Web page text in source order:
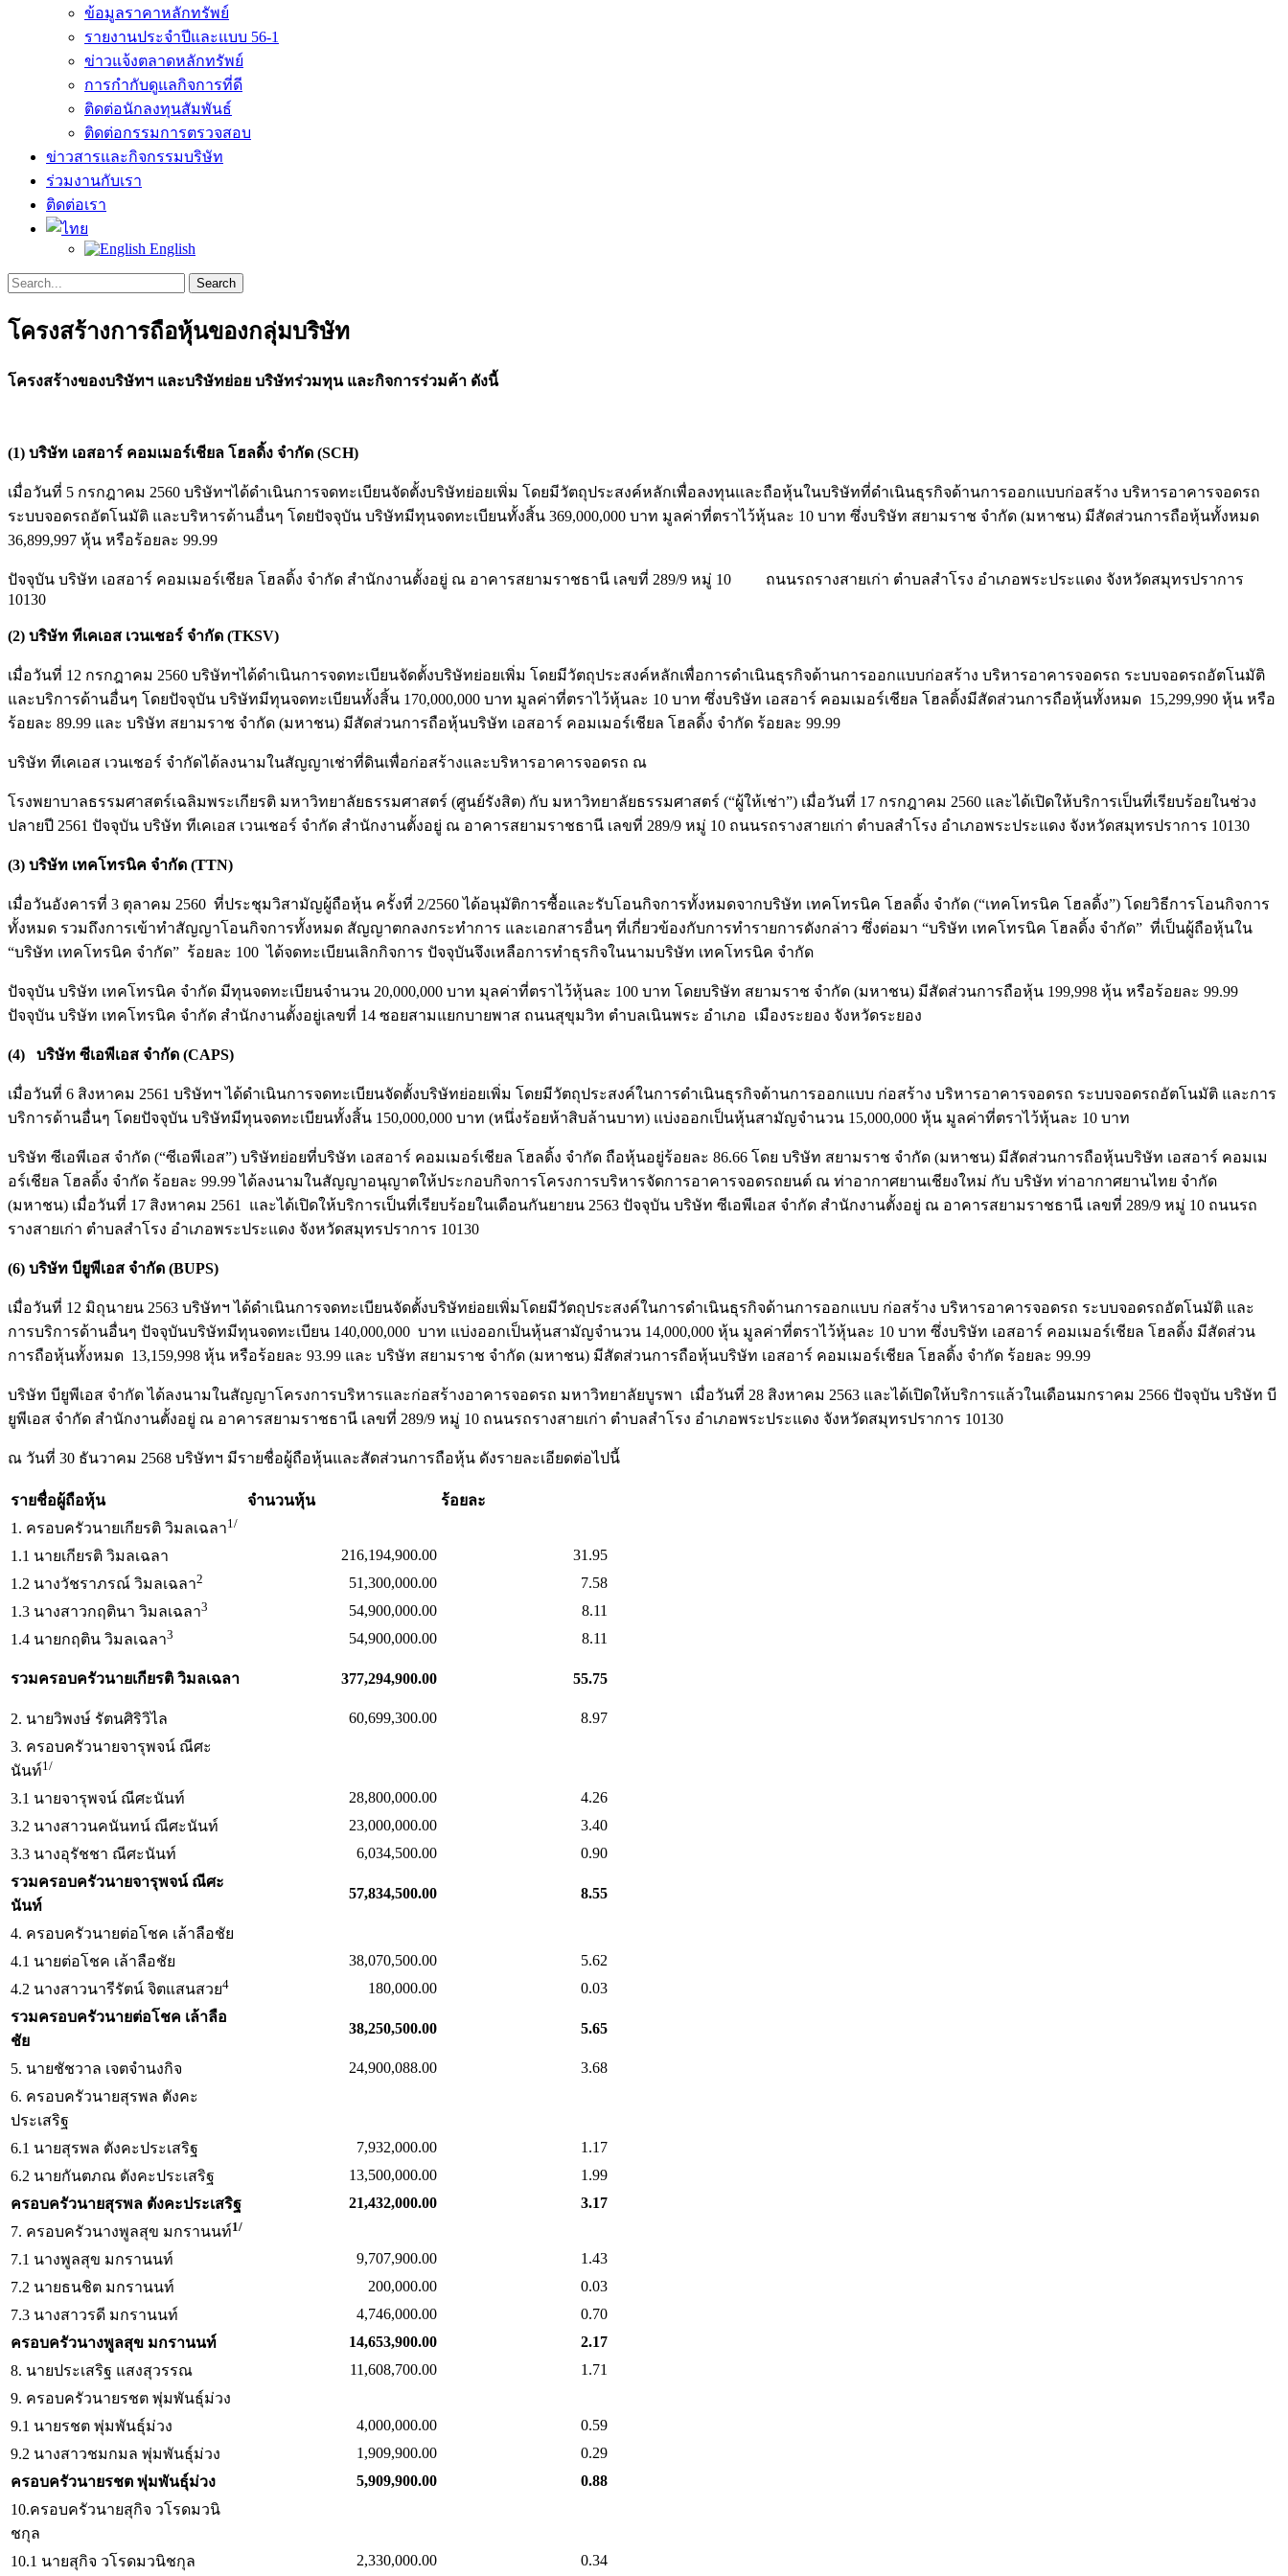
ข้อมูลราคาหลักทรัพย์
รายงานประจำปีและแบบ 56-1
ข่าวแจ้งตลาดหลักทรัพย์
การกำกับดูแลกิจการที่ดี
ติดต่อนักลงทุนสัมพันธ์
ติดต่อกรรมการตรวจสอบ
ข่าวสารและกิจกรรมบริษัท
ร่วมงานกับเรา
ติดต่อเรา
English
Search
Search
for:
โครงสร้างการถือหุ้นของกลุ่มบริษัท
โครงสร้างของบริษัทฯ และบริษัทย่อย บริษัทร่วมทุน และกิจการร่วมค้า ดังนี้
(1) บริษัท เอสอาร์ คอมเมอร์เชียล โฮลดิ้ง จำกัด (SCH)
เมื่อวันที่ 5 กรกฎาคม 2560 บริษัทฯได้ดำเนินการจดทะเบียนจัดตั้งบริษัทย่อยเพิ่ม โดยมีวัตถุประสงค์หลักเพื่อลงทุนและถือหุ้นในบริษัทที่ดำเนินธุรกิจด้านการออกแบบก่อสร้าง บริหารอาคารจอดรถ
ระบบจอดรถอัตโนมัติ และบริหารด้านอื่นๆ โดยปัจจุบัน บริษัทมีทุนจดทะเบียนทั้งสิ้น 369,000,000 บาท มูลค่าที่ตราไว้หุ้นละ 10 บาท ซึ่งบริษัท สยามราช จำกัด (มหาชน) มีสัดส่วนการถือหุ้นทั้งหมด
36,899,997 หุ้น หรือร้อยละ 99.99
ปัจจุบัน บริษัท เอสอาร์ คอมเมอร์เชียล โฮลดิ้ง จำกัด สำนักงานตั้งอยู่ ณ อาคารสยามราชธานี เลขที่ 289/9 หมู่ 10 ถนนรถรางสายเก่า ตำบลสำโรง อำเภอพระประแดง จังหวัดสมุทรปราการ
10130
(2) บริษัท ทีเคเอส เวนเชอร์ จำกัด (TKSV)
เมื่อวันที่ 12 กรกฎาคม 2560 บริษัทฯได้ดำเนินการจดทะเบียนจัดตั้งบริษัทย่อยเพิ่ม โดยมีวัตถุประสงค์หลักเพื่อการดำเนินธุรกิจด้านการออกแบบก่อสร้าง บริหารอาคารจอดรถ ระบบจอดรถอัตโนมัติ
และบริการด้านอื่นๆ โดยปัจจุบัน บริษัทมีทุนจดทะเบียนทั้งสิ้น 170,000,000 บาท มูลค่าที่ตราไว้หุ้นละ 10 บาท ซึ่งบริษัท เอสอาร์ คอมเมอร์เชียล โฮลดิ้งมีสัดส่วนการถือหุ้นทั้งหมด 15,299,990 หุ้น หรือ
ร้อยละ 89.99 และ บริษัท สยามราช จำกัด (มหาชน) มีสัดส่วนการถือหุ้นบริษัท เอสอาร์ คอมเมอร์เชียล โฮลดิ้ง จำกัด ร้อยละ 99.99
บริษัท ทีเคเอส เวนเชอร์ จำกัดได้ลงนามในสัญญาเช่าที่ดินเพื่อก่อสร้างและบริหารอาคารจอดรถ ณ
โรงพยาบาลธรรมศาสตร์เฉลิมพระเกียรติ มหาวิทยาลัยธรรมศาสตร์ (ศูนย์รังสิต) กับ มหาวิทยาลัยธรรมศาสตร์ (“ผู้ให้เช่า”) เมื่อวันที่ 17 กรกฎาคม 2560 และได้เปิดให้บริการเป็นที่เรียบร้อยในช่วง
ปลายปี 2561 ปัจจุบัน บริษัท ทีเคเอส เวนเชอร์ จำกัด สำนักงานตั้งอยู่ ณ อาคารสยามราชธานี เลขที่ 289/9 หมู่ 10 ถนนรถรางสายเก่า ตำบลสำโรง อำเภอพระประแดง จังหวัดสมุทรปราการ 10130
(3) บริษัท เทคโทรนิค จำกัด (TTN)
เมื่อวันอังคารที่ 3 ตุลาคม 2560 ที่ประชุมวิสามัญผู้ถือหุ้น ครั้งที่ 2/2560 ได้อนุมัติการซื้อและรับโอนกิจการทั้งหมดจากบริษัท เทคโทรนิค โฮลดิ้ง จำกัด (“เทคโทรนิค โฮลดิ้ง”) โดยวิธีการโอนกิจการ
ทั้งหมด รวมถึงการเข้าทำสัญญาโอนกิจการทั้งหมด สัญญาตกลงกระทำการ และเอกสารอื่นๆ ที่เกี่ยวข้องกับการทำรายการดังกล่าว ซึ่งต่อมา “บริษัท เทคโทรนิค โฮลดิ้ง จำกัด” ที่เป็นผู้ถือหุ้นใน
“บริษัท เทคโทรนิค จำกัด” ร้อยละ 100 ได้จดทะเบียนเลิกกิจการ ปัจจุบันจึงเหลือการทำธุรกิจในนามบริษัท เทคโทรนิค จำกัด
ปัจจุบัน บริษัท เทคโทรนิค จำกัด มีทุนจดทะเบียนจำนวน 20,000,000 บาท มุลค่าที่ตราไว้หุ้นละ 100 บาท โดยบริษัท สยามราช จำกัด (มหาชน) มีสัดส่วนการถือหุ้น 199,998 หุ้น หรือร้อยละ 99.99
ปัจจุบัน บริษัท เทคโทรนิค จำกัด สำนักงานตั้งอยู่เลขที่ 14 ซอยสามแยกบายพาส ถนนสุขุมวิท ตำบลเนินพระ อำเภอ เมืองระยอง จังหวัดระยอง
(4) บริษัท ซีเอพีเอส จำกัด (CAPS)
เมื่อวันที่ 6 สิงหาคม 2561 บริษัทฯ ได้ดำเนินการจดทะเบียนจัดตั้งบริษัทย่อยเพิ่ม โดยมีวัตถุประสงค์ในการดำเนินธุรกิจด้านการออกแบบ ก่อสร้าง บริหารอาคารจอดรถ ระบบจอดรถอัตโนมัติ และการ
บริการด้านอื่นๆ โดยปัจจุบัน บริษัทมีทุนจดทะเบียนทั้งสิ้น 150,000,000 บาท (หนึ่งร้อยห้าสิบล้านบาท) แบ่งออกเป็นหุ้นสามัญจำนวน 15,000,000 หุ้น มูลค่าที่ตราไว้หุ้นละ 10 บาท
บริษัท ซีเอพีเอส จำกัด (“ซีเอพีเอส”) บริษัทย่อยที่บริษัท เอสอาร์ คอมเมอร์เชียล โฮลดิ้ง จำกัด ถือหุ้นอยู่ร้อยละ 86.66 โดย บริษัท สยามราช จำกัด (มหาชน) มีสัดส่วนการถือหุ้นบริษัท เอสอาร์ คอมเม
อร์เชียล โฮลดิ้ง จำกัด ร้อยละ 99.99 ได้ลงนามในสัญญาอนุญาตให้ประกอบกิจการโครงการบริหารจัดการอาคารจอดรถยนต์ ณ ท่าอากาศยานเชียงใหม่ กับ บริษัท ท่าอากาศยานไทย จำกัด
(มหาชน) เมื่อวันที่ 17 สิงหาคม 2561 และได้เปิดให้บริการเป็นที่เรียบร้อยในเดือนกันยายน 2563 ปัจจุบัน บริษัท ซีเอพีเอส จำกัด สำนักงานตั้งอยู่ ณ อาคารสยามราชธานี เลขที่ 289/9 หมู่ 10 ถนนรถ
รางสายเก่า ตำบลสำโรง อำเภอพระประแดง จังหวัดสมุทรปราการ 10130
(6) บริษัท บียูพีเอส จำกัด (BUPS)
เมื่อวันที่ 12 มิถุนายน 2563 บริษัทฯ ได้ดำเนินการจดทะเบียนจัดตั้งบริษัทย่อยเพิ่มโดยมีวัตถุประสงค์ในการดำเนินธุรกิจด้านการออกแบบ ก่อสร้าง บริหารอาคารจอดรถ ระบบจอดรถอัตโนมัติ และ
การบริการด้านอื่นๆ ปัจจุบันบริษัทมีทุนจดทะเบียน 140,000,000 บาท แบ่งออกเป็นหุ้นสามัญจำนวน 14,000,000 หุ้น มูลค่าที่ตราไว้หุ้นละ 10 บาท ซึ่งบริษัท เอสอาร์ คอมเมอร์เชียล โฮลดิ้ง มีสัดส่วน
การถือหุ้นทั้งหมด 13,159,998 หุ้น หรือร้อยละ 93.99 และ บริษัท สยามราช จำกัด (มหาชน) มีสัดส่วนการถือหุ้นบริษัท เอสอาร์ คอมเมอร์เชียล โฮลดิ้ง จำกัด ร้อยละ 99.99
บริษัท บียูพีเอส จำกัด ได้ลงนามในสัญญาโครงการบริหารและก่อสร้างอาคารจอดรถ มหาวิทยาลัยบูรพา เมื่อวันที่ 28 สิงหาคม 2563 และได้เปิดให้บริการแล้วในเดือนมกราคม 2566 ปัจจุบัน บริษัท บี
ยูพีเอส จำกัด สำนักงานตั้งอยู่ ณ อาคารสยามราชธานี เลขที่ 289/9 หมู่ 10 ถนนรถรางสายเก่า ตำบลสำโรง อำเภอพระประแดง จังหวัดสมุทรปราการ 10130
ณ วันที่ 30 ธันวาคม 2568 บริษัทฯ มีรายชื่อผู้ถือหุ้นและสัดส่วนการถือหุ้น ดังรายละเอียดต่อไปนี้
รายชื่อผู้ถือหุ้น จำนวนหุ้น
ร้อยละ
1. ครอบครัวนายเกียรติ วิมลเฉลา1/
1.1 นายเกียรติ วิมลเฉลา 216,194,900.00
31.95
1.2 นางวัชราภรณ์ วิมลเฉลา2 51,300,000.00
7.58
1.3 นางสาวกฤตินา วิมลเฉลา3 54,900,000.00
8.11
1.4 นายกฤติน วิมลเฉลา3 54,900,000.00 8.11
รวมครอบครัวนายเกียรติ วิมลเฉลา 377,294,900.00 55.75
2. นายวิพงษ์ รัตนศิริวิไล 60,699,300.00
8.97
3. ครอบครัวนายจารุพจน์ ณีศะ
นันท์1/
3.1 นายจารุพจน์ ณีศะนันท์ 28,800,000.00
4.26
3.2 นางสาวนคนันทน์ ณีศะนันท์
23,000,000.00
3.40
3.3 นางอุรัชชา ณีศะนันท์
6,034,500.00
0.90
รวมครอบครัวนายจารุพจน์ ณีศะ
นันท์
57,834,500.00 8.55
4. ครอบครัวนายต่อโชค เล้าลือชัย
4.1 นายต่อโชค เล้าลือชัย
38,070,500.00
5.62
4.2 นางสาวนารีรัตน์ จิตแสนสวย4 180,000.00
0.03
รวมครอบครัวนายต่อโชค เล้าลือ
ชัย
38,250,500.00 5.65
5. นายชัชวาล เจตจำนงกิจ 24,900,088.00
3.68
6. ครอบครัวนายสุรพล ตังคะ
ประเสริฐ
6.1 นายสุรพล ตังคะประเสริฐ
7,932,000.00
1.17
6.2 นายกันตภณ ตังคะประเสริฐ
13,500,000.00
1.99
ครอบครัวนายสุรพล ตังคะประเสริฐ
21,432,000.00
3.17
7. ครอบครัวนางพูลสุข มกรานนท์1/
7.1 นางพูลสุข มกรานนท์ 9,707,900.00
1.43
7.2 นายธนชิต มกรานนท์
200,000.00
0.03
7.3 นางสาวรดี มกรานนท์
4,746,000.00
0.70
ครอบครัวนางพูลสุข มกรานนท์
14,653,900.00
2.17
8. นายประเสริฐ แสงสุวรรณ
11,608,700.00
1.71
9. ครอบครัวนายรชต พุ่มพันธุ์ม่วง
9.1 นายรชต พุ่มพันธุ์ม่วง
4,000,000.00
0.59
9.2 นางสาวชมกมล พุ่มพันธุ์ม่วง
1,909,900.00
0.29
ครอบครัวนายรชต พุ่มพันธุ์ม่วง
5,909,900.00
0.88
10.ครอบครัวนายสุกิจ วโรดมวนิ
ชกุล
10.1 นายสุกิจ วโรดมวนิชกุล
2,330,000.00 0.34